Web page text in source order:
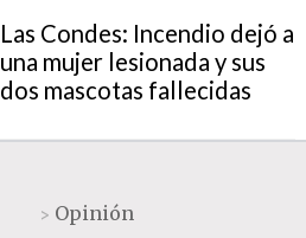
Las Condes: Incendio dejó a
una mujer lesionada y sus
dos mascotas fallecidas
> Opinión